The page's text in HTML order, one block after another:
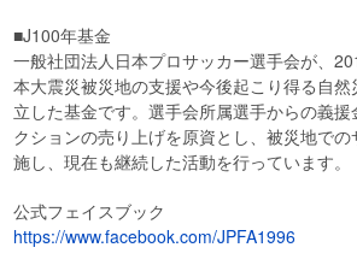
■J100年基金
一般社団法人日本プロサッカー選手会が、
本大震災被災地の支援や今後起こり得る自
立した基金です。選手会所属選手からの義
クションの売り上げを原資とし、被災地で
施し、現在も継続した活動を行っています。
公式フェイスブック
https://www.facebook.com/JPFA1996